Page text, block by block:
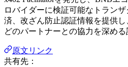
ロバイダーに検証可能なトラン
済、改ざん防止認証情報を提供し
どのパートナーとの協力を深める
原文リンク
共有先：